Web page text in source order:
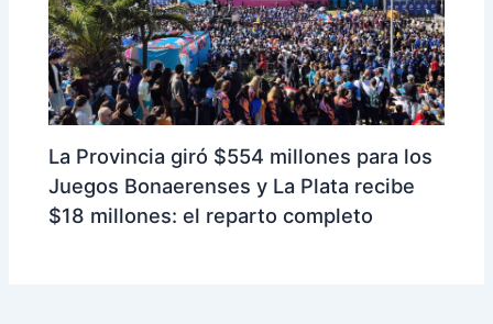
La Provincia giró $554 millones para los
Juegos Bonaerenses y La Plata recibe
$18 millones: el reparto completo